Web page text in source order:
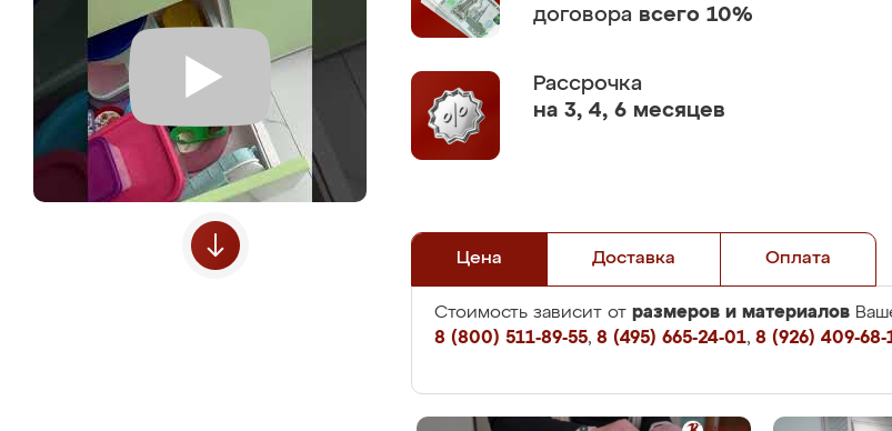
договора всего 10%
Рассрочка
на 3, 4, 6 месяцев
Цена Доставка Оплата
Стоимость зависит от размеров и материалов
8 (800) 511-89-55, 8 (495) 665-24-01, 8 (926) 409-68-